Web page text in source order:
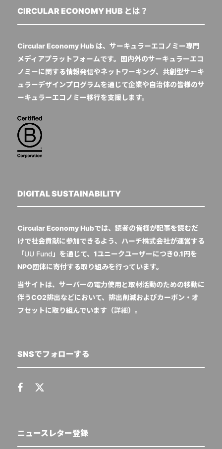
CIRCULAR ECONOMY HUB とは？
Circular Economy Hub は、サーキュラーエコノミー専門
メディアプラットフォームです。国内外のサーキュラーエコ
ノミーに関する情報発信やネットワーキング、共創型サーキ
ュラーデザインプログラムを通じて企業や自治体の皆様のサ
ーキュラーエコノミー移行を支援します。
DIGITAL SUSTAINABILITY
Circular Economy Hubでは、読者の皆様が記事を読むだ
けで社会貢献に参加できるよう、ハーチ株式会社が運営する
「UU Fund 」を通じて、1ユニークユーザーにつき0.1円を
NPO団体に寄付する取り組みを行っています。
当サイトは、サーバーの電力使用と取材活動のための移動に
伴うCO2排出などにおいて、排出削減およびカーボン・オ
フセットに取り組んでいます（詳細）。
SNSでフォローする
ニュースレター登録